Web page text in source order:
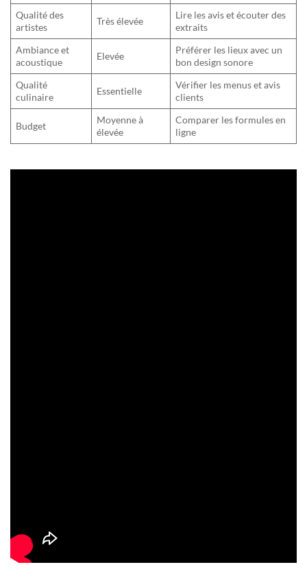
Qualité des
artistes
Très élevée
Lire les avis et écouter des
extraits
Ambiance et
acoustique
Elevée
Préférer les lieux avec un
bon design sonore
Qualité
culinaire
Essentielle
Vérifier les menus et avis
clients
Budget
Moyenne à
élevée
Comparer les formules en
ligne